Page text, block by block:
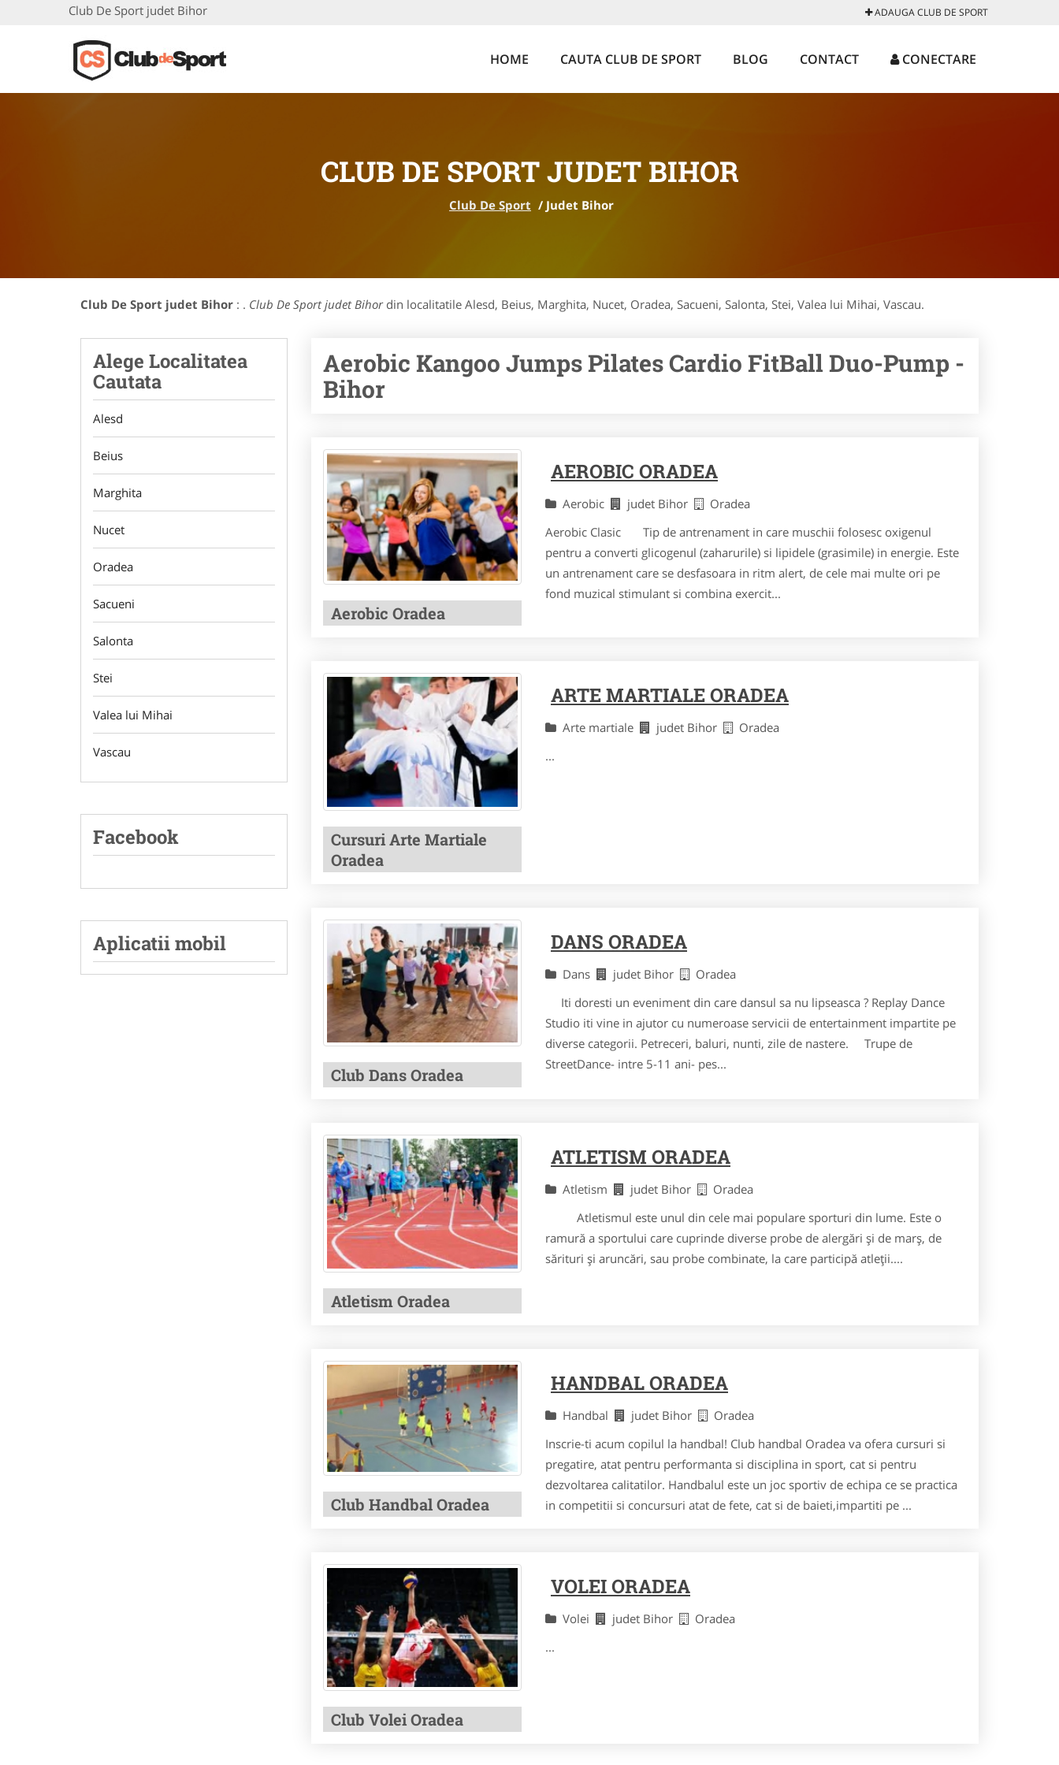
Club De Sport judet Bihor ADAUGA CLUB DE SPORT
HOME CAUTA CLUB DE SPORT BLOG CONTACT CONECTARE
CLUB DE SPORT JUDET BIHOR
Club De Sport / Judet Bihor
Club De Sport judet Bihor : . Club De Sport judet Bihor din localitatile Alesd, Beius, Marghita, Nucet, Oradea, Sacueni, Salonta, Stei, Valea lui Mihai, Vascau.
Alege Localitatea
Cautata
Alesd
Beius
Marghita
Nucet
Oradea
Sacueni
Salonta
Stei
Valea lui Mihai
Vascau
Facebook
Aplicatii mobil
Aerobic Kangoo Jumps Pilates Cardio FitBall Duo-Pump -
Bihor
Aerobic Oradea
AEROBIC ORADEA
Aerobic judet Bihor
Oradea
Aerobic Clasic Tip de antrenament in care muschii folosesc oxigenul
pentru a converti glicogenul (zaharurile) si lipidele (grasimile) in energie. Este
un antrenament care se desfasoara in ritm alert, de cele mai multe ori pe
fond muzical stimulant si combina exercit...
Cursuri Arte Martiale
Oradea
ARTE MARTIALE ORADEA
Arte martiale judet Bihor
Oradea
...
Club Dans Oradea
DANS ORADEA
Dans judet Bihor
Oradea
Iti doresti un eveniment din care dansul sa nu lipseasca ? Replay Dance
Studio iti vine in ajutor cu numeroase servicii de entertainment impartite pe
diverse categorii. Petreceri, baluri, nunti, zile de nastere. Trupe de
StreetDance- intre 5-11 ani- pes...
Atletism Oradea
ATLETISM ORADEA
Atletism judet Bihor
Oradea
Atletismul este unul din cele mai populare sporturi din lume. Este o
ramură a sportului care cuprinde diverse probe de alergări și de marș, de
sărituri și aruncări, sau probe combinate, la care participă atleții....
Club Handbal Oradea
HANDBAL ORADEA
Handbal judet Bihor
Oradea
Inscrie-ti acum copilul la handbal! Club handbal Oradea va ofera cursuri si
pregatire, atat pentru performanta si disciplina in sport, cat si pentru
dezvoltarea calitatilor. Handbalul este un joc sportiv de echipa ce se practica
in competitii si concursuri atat de fete, cat si de baieti,impartiti pe ...
Club Volei Oradea
VOLEI ORADEA
Volei judet Bihor
Oradea
...